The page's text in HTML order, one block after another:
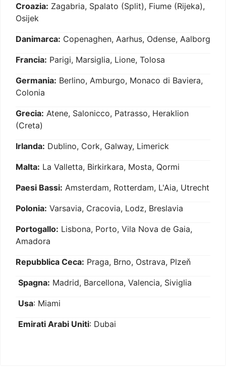
Croazia: Zagabria, Spalato (Split), Fiume (Rijeka),
Osijek
Danimarca: Copenaghen, Aarhus, Odense, Aalborg
Francia: Parigi, Marsiglia, Lione, Tolosa
Germania: Berlino, Amburgo, Monaco di Baviera,
Colonia
Grecia: Atene, Salonicco, Patrasso, Heraklion
(Creta)
Irlanda: Dublino, Cork, Galway, Limerick
Malta: La Valletta, Birkirkara, Mosta, Qormi
Paesi Bassi: Amsterdam, Rotterdam, L'Aia, Utrecht
Polonia: Varsavia, Cracovia, Lodz, Breslavia
Portogallo: Lisbona, Porto, Vila Nova de Gaia,
Amadora
Repubblica Ceca: Praga, Brno, Ostrava, Plzeň
Spagna: Madrid, Barcellona, Valencia, Siviglia
Usa: Miami
Emirati Arabi Uniti: Dubai